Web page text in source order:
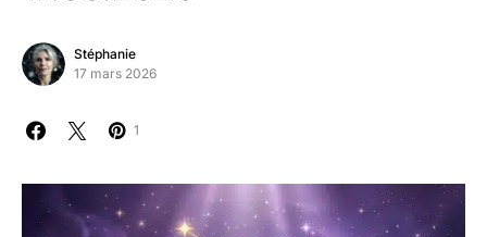
Stéphanie
17 mars 2026
1